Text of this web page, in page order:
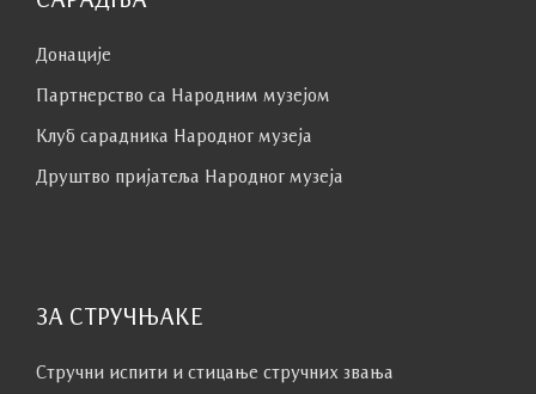
Донације
Партнерство са Народним музејoм
Клуб сaрaдникa Народног музеја
Друштво пријатеља Народног музеја
ЗА СТРУЧЊАКЕ
Стручни испити и стицање стручних звања